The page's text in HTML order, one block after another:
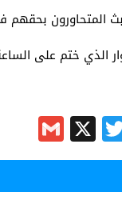
بحقهم في
ختم على الساعة
Twitter
X